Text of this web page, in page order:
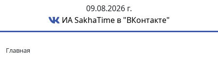
09.08.2026 г.
ИА SakhaTime в "ВКонтакте"
Главная